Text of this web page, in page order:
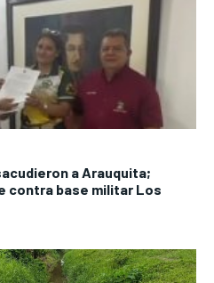
a Arauquita;
contra base militar Los